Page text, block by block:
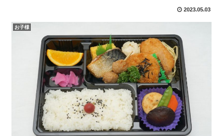
2023.05.03
お子様